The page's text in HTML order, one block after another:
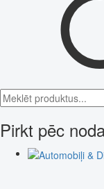
Pirkt pēc